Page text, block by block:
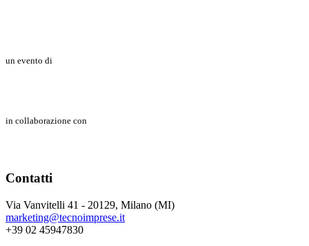
un evento di
in collaborazione con
Contatti
Via Vanvitelli 41 - 20129, Milano (MI)
marketing@tecnoimprese.it
+39 02 45947830